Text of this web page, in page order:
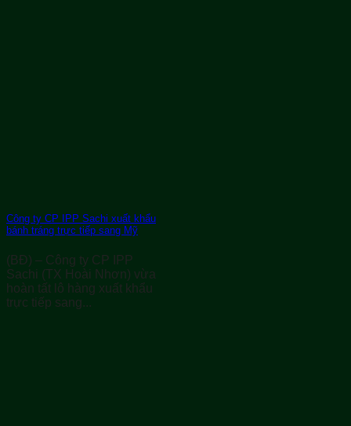
Công ty CP IPP Sachi xuất khẩu
bánh tráng trực tiếp sang Mỹ
(BĐ) – Công ty CP IPP
Sachi (TX Hoài Nhơn) vừa
hoàn tất lô hàng xuất khẩu
trực tiếp sang...